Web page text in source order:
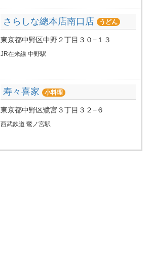
さらしな總本店南口店 うどん
東京都中野区中野２丁目３０−１３
JR在来線 中野駅
寿々喜家 小料理
東京都中野区鷺宮３丁目３２−６
西武鉄道 鷺ノ宮駅